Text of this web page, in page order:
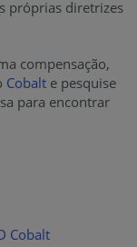
próprias diretrizes
compensação,
Cobalt e pesquise
para encontrar
Cobalt